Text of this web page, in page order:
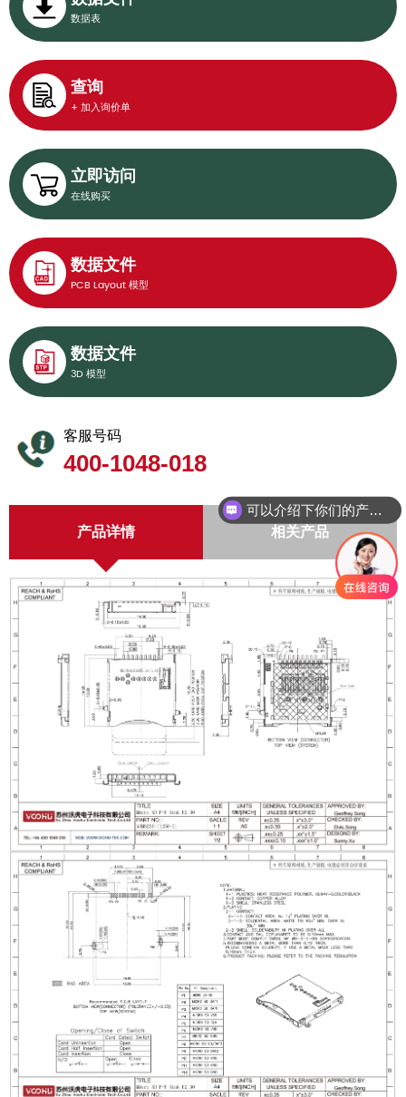
数据表
查询
+ 加入询价单
立即访问
在线购买
数据文件
PCB Layout 模型
数据文件
3D 模型
客服号码
400-1048-018
产品详情 相关产品
可以介绍下你们的产品么